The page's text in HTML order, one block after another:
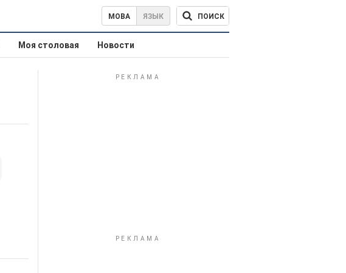
МОВА ЯЗЫК ПОИСК
Моя столовая Новости